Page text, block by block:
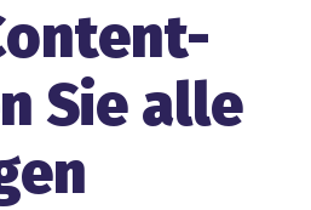
Sie alle